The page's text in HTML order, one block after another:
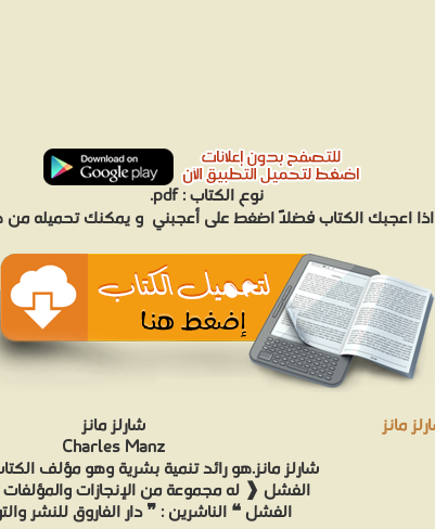
نوع الكتاب :pdf.
اذا اعجبك الكتاب فضلاً اضغط على أعجبني و يمكنك تحميله من
شارلز مانز
Charles Manz
شارلز مانز.هو رائد تنمية بشرية وهو مؤلف
الفشل ❰ له مجموعة من الإنجازات والمؤلفات
الفشل ❝ الناشرين : ❞ دار الفاروق للنشر